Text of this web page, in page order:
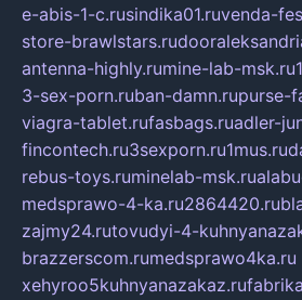
e-abis-1-c.rusindika01.ruvenda-
store-brawlstars.ru
antenna-highly.rumine-lab-msk.ru
3-sex-porn.ruban-damn.rupurse-
viagra-tablet.rufasbags.ruadler-
fincontech.ru3sexporn.ru1mus.ru
rebus-toys.ruminelab-msk.ru
medsprawo-4-ka.ru2864420.ru
zajmy24.rutovudyi-4-
brazzerscom.rumedsprawo4ka.ru
xehyroo5kuhnyanazakaz.ru